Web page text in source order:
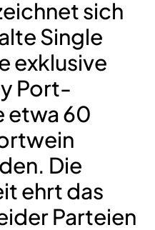
sich
Single
exklusive
Port-
etwa 60
Die
ehrt das
Parteien